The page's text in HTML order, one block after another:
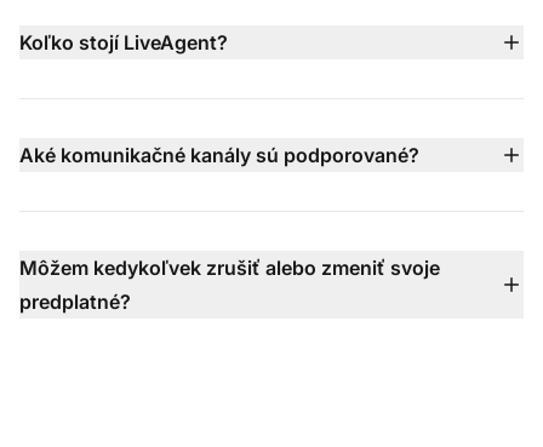
takže si môžete otestovať všetky funkcie predtým, než
Koľko stojí LiveAgent?
Medium, Large a Enterprise — pričom každý vyšší plán
center, integráciu sociálnych kanálov, SLA a
Aké komunikačné kanály sú podporované?
WhatsApp, Viber, Telegram, kontaktné formuláre,
knowledge base a ďalšie — všetko zjednotené v jednej
Môžem kedykoľvek zrušiť alebo zmeniť svoje
predplatné?